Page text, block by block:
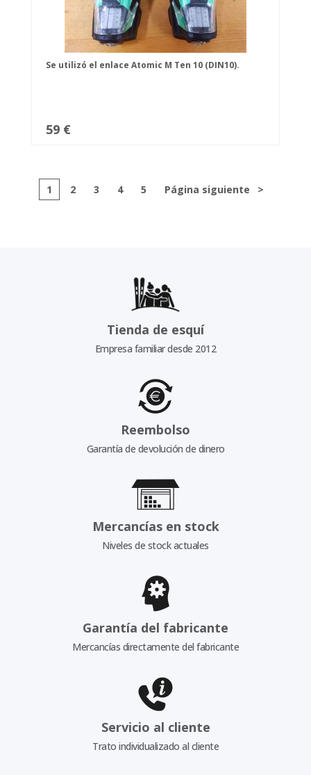
Se utilizó el enlace Atomic M Ten 10 (DIN10).
59 €
1 2 3 4 5 Página siguiente >
Tienda de esquí
Empresa familiar desde 2012
Reembolso
Garantía de devolución de dinero
Mercancías en stock
Niveles de stock actuales
Garantía del fabricante
Mercancías directamente del fabricante
Servicio al cliente
Trato individualizado al cliente